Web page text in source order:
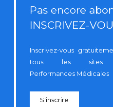
Pas encore
INSCRIVEZ-
Inscrivez-vous
tous les sites
Performances Médicales
S'inscrire